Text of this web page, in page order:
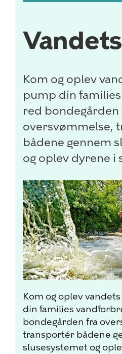
Kom og oplev
pump din
red bondegården
oversvømmelse,
bådene gennem
og oplev dyrene i
Kom og oplev
din families
bondegården fra
transportér bådene
slusesystemet og